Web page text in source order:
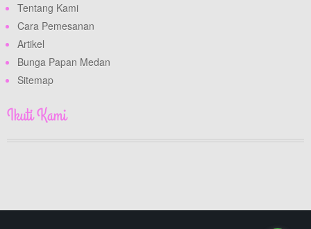
Tentang Kami
Cara Pemesanan
Artikel
Bunga Papan Medan
Sitemap
Ikuti Kami